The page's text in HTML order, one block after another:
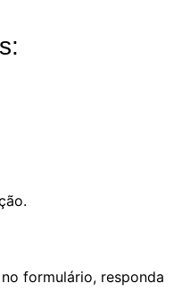
formulário, responda